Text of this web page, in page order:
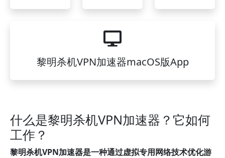
黎明杀机VPN加速器macOS版App
什么是黎明杀机VPN加速器？它如何
工作？
黎明杀机VPN加速器是一种通过虚拟专用网络技术优化游